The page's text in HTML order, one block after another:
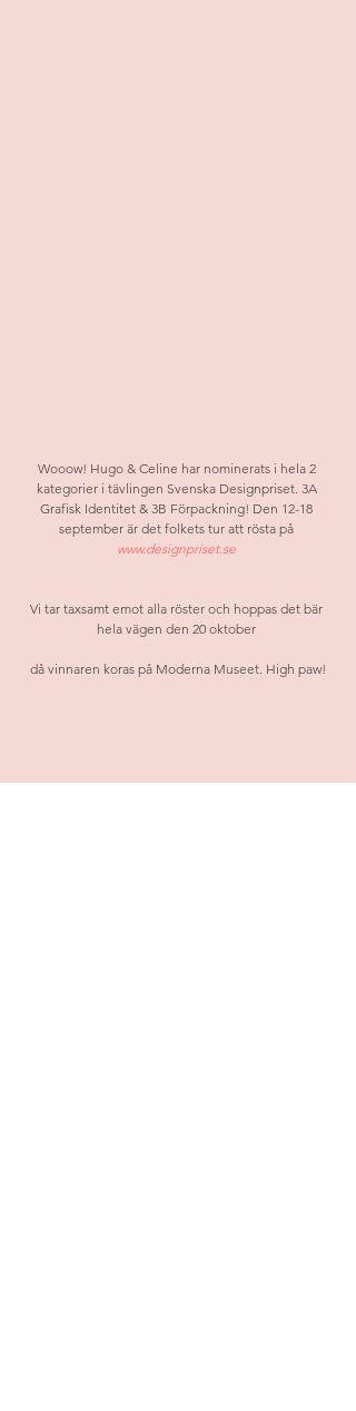
Wooow! Hugo & Celine har nominerats i hela 2
kategorier i tävlingen Svenska Designpriset. 3A
Grafisk Identitet & 3B Förpackning! Den 12-18
september är det folkets tur att rösta på
www.designpriset.se
Vi tar taxsamt emot alla röster och hoppas det bär
hela vägen den 20 oktober
då vinnaren koras på Moderna Museet. High paw!